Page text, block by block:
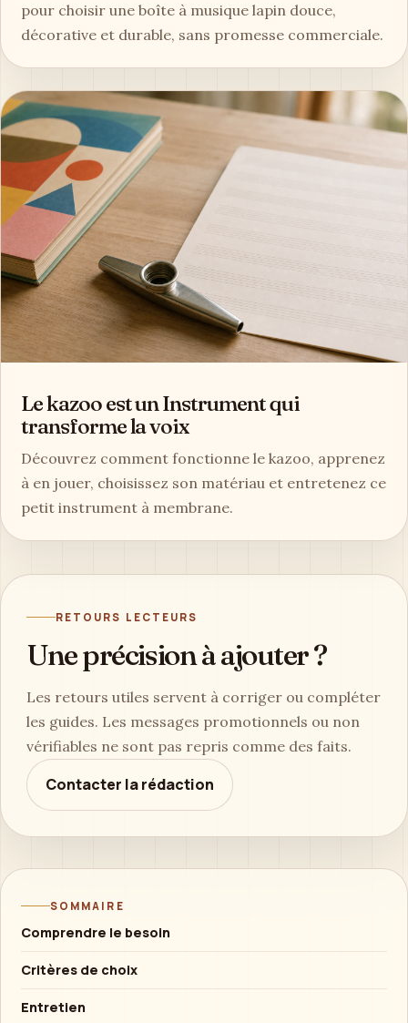
pour choisir une boîte à musique lapin douce,
décorative et durable, sans promesse commerciale.
Le kazoo est un Instrument qui
transforme la voix
Découvrez comment fonctionne le kazoo, apprenez
à en jouer, choisissez son matériau et entretenez ce
petit instrument à membrane.
RETOURS LECTEURS
Une précision à ajouter ?
Les retours utiles servent à corriger ou compléter
les guides. Les messages promotionnels ou non
vérifiables ne sont pas repris comme des faits.
Contacter la rédaction
SOMMAIRE
Comprendre le besoin
Critères de choix
Entretien